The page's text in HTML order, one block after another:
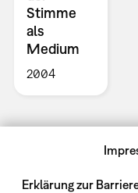
Stimme
als
Medium
2004
Erklärung zur